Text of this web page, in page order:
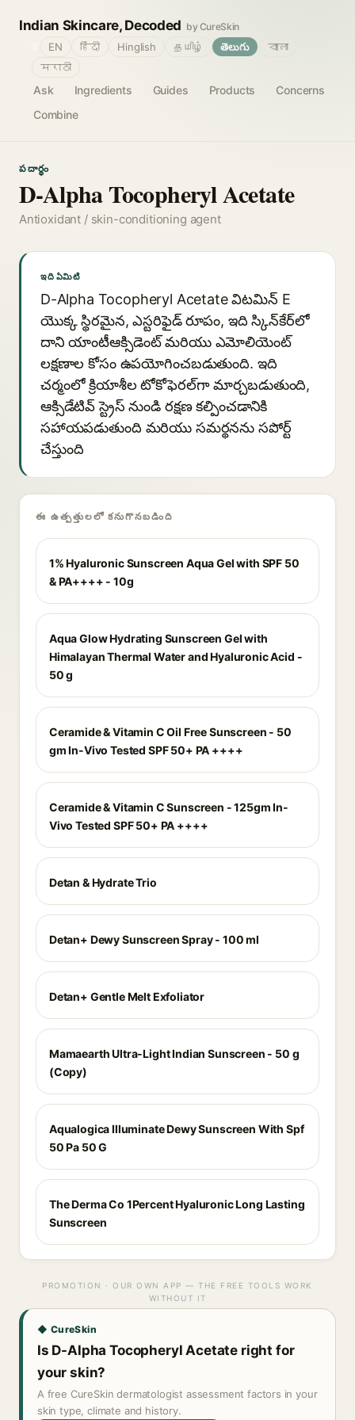
Indian Skincare, Decoded by CureSkin
Ask Ingredients Guides Products
Concerns
Combine
EN हिंदी Hinglish தமிழ் తెలుగు
বাংলা
मराठी
పదార్థం
D-Alpha Tocopheryl Acetate
Antioxidant / skin-conditioning agent
ఇది ఏమిటి
D-Alpha Tocopheryl Acetate విటమిన్ E
యొక్క స్థిరమైన, ఎస్టరిఫైడ్ రూపం, ఇది స్కిన్‌కేర్‌లో
దాని యాంటీఆక్సిడెంట్ మరియు ఎమోలియెంట్
లక్షణాల కోసం ఉపయోగించబడుతుంది. ఇది
చర్మంలో క్రియాశీల టోకోఫెరల్‌గా మార్చబడుతుంది,
ఆక్సిడేటివ్ స్ట్రెస్ నుండి రక్షణ కల్పించడానికి
సహాయపడుతుంది మరియు సమర్థనను సపోర్ట్
చేస్తుంది
ఈ ఉత్పత్తులలో కనుగొనబడింది
1% Hyaluronic Sunscreen Aqua Gel with SPF 50
& PA++++ - 10g
Aqua Glow Hydrating Sunscreen Gel with
Himalayan Thermal Water and Hyaluronic Acid -
50 g
Ceramide & Vitamin C Oil Free Sunscreen - 50
gm In-Vivo Tested SPF 50+ PA ++++
Ceramide & Vitamin C Sunscreen - 125gm In-
Vivo Tested SPF 50+ PA ++++
Detan & Hydrate Trio
Detan+ Dewy Sunscreen Spray - 100 ml
Detan+ Gentle Melt Exfoliator
Mamaearth Ultra-Light Indian Sunscreen - 50 g
(Copy)
Aqualogica Illuminate Dewy Sunscreen With Spf
50 Pa 50 G
The Derma Co 1Percent Hyaluronic Long Lasting
Sunscreen
PROMOTION · OUR OWN APP — THE FREE TOOLS WORK
WITHOUT IT
◆ CureSkin
Is D-Alpha Tocopheryl Acetate right for
your skin?
A free CureSkin dermatologist assessment factors in your
skin type, climate and history.